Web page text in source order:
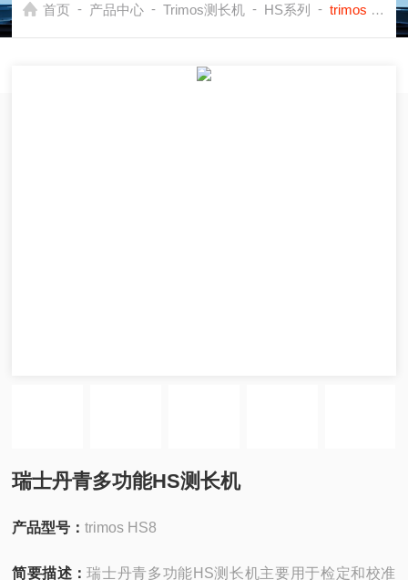
首页 - 产品中心 - Trimos测长机 - HS系列 - trimos HS8瑞士丹青多功能HS测长机
瑞士丹青多功能HS测长机
产品型号：trimos HS8
简要描述：瑞士丹青多功能HS测长机主要用于检定和校准